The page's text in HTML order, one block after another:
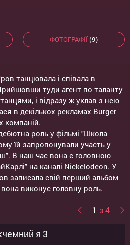
ФОТОГРАФІЇ(9)
танцювала і співала в
туди агент по таланту
і відразу ж уклав з нею
в декількох рекламах Burger
компаній.
роль у фільмі "Школа
їй запропонували участь у
В наш час вона є головною
на каналі Nickelodeon. У
записала свій перший альбом
вона виконує головну роль.
1 з 4
я 3
я 2
я
мої та наші